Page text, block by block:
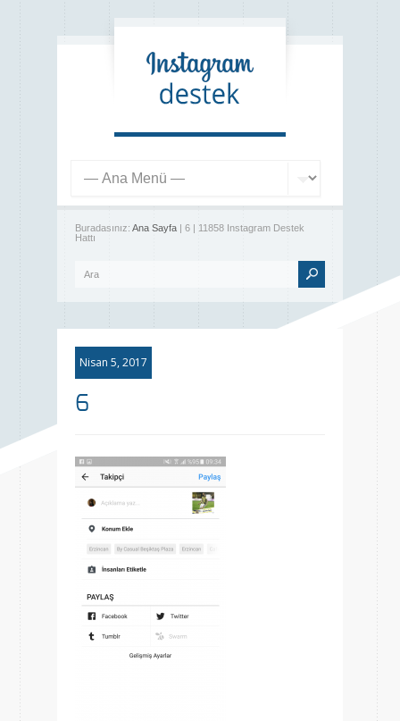
Buradasınız: Ana Sayfa | 6 | 11858 Instagram Destek
Hattı
Nisan 5, 2017
6